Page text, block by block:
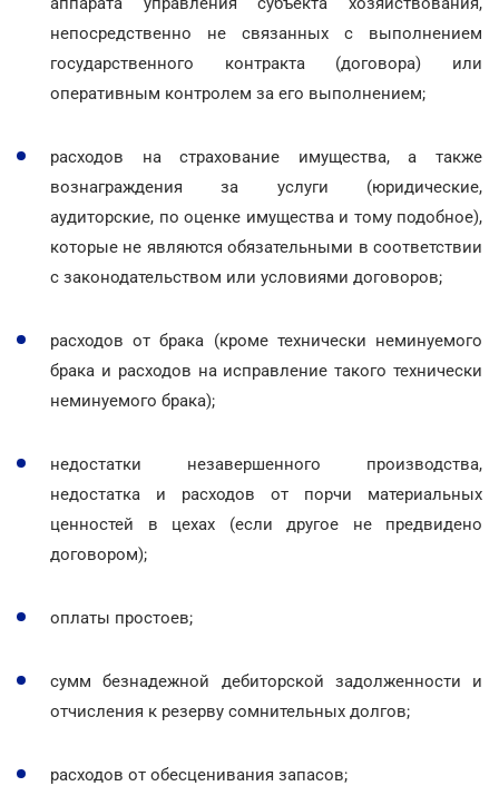
непосредственно не связанных с выполнением
государственного контракта (договора) или
оперативным контролем за его выполнением;
расходов на страхование имущества, а также
вознаграждения за услуги (юридические,
аудиторские, по оценке имущества и тому подобное),
которые не являются обязательными в соответствии
с законодательством или условиями договоров;
расходов от брака (кроме технически неминуемого
брака и расходов на исправление такого технически
неминуемого брака);
недостатки незавершенного производства,
недостатка и расходов от порчи материальных
ценностей в цехах (если другое не предвидено
договором);
оплаты простоев;
сумм безнадежной дебиторской задолженности и
отчисления к резерву сомнительных долгов;
расходов от обесценивания запасов;